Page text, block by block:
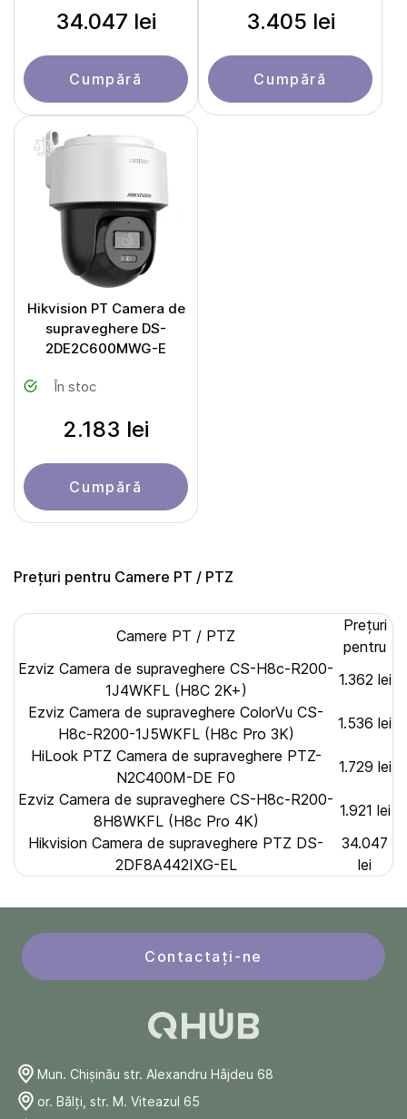
34.047 lei
Cumpără
DS-2CFSP4/4G
3.405 lei
Cumpără
Hikvision PT Camera de
supraveghere DS-
2DE2C600MWG-E
În stoc
2.183 lei
Cumpără
Prețuri pentru Camere PT / PTZ
Camere PT / PTZ
Prețuri
pentru
Ezviz Camera de supraveghere CS-H8c-R200-
1J4WKFL (H8С 2K+)
1.362 lei
Ezviz Camera de supraveghere ColorVu CS-
H8c-R200-1J5WKFL (H8c Pro 3K)
1.536 lei
HiLook PTZ Camera de supraveghere PTZ-
N2C400M-DE F0
1.729 lei
Ezviz Camera de supraveghere CS-H8c-R200-
8H8WKFL (H8c Pro 4K)
1.921 lei
Hikvision Camera de supraveghere PTZ DS-
2DF8A442IXG-EL
34.047
lei
Contactați-ne
Mun. Chişinău str. Alexandru Hâjdeu 68
or. Bălți, str. M. Viteazul 65